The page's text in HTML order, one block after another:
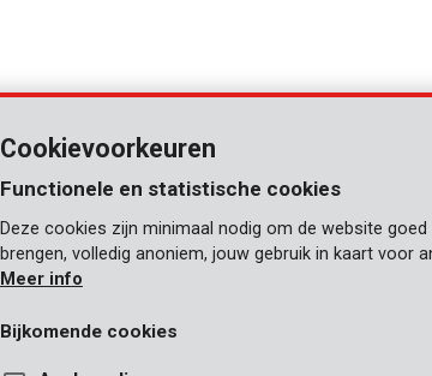
Cookievoorkeuren
Functionele en statistische cookies
Deze cookies zijn minimaal nodig om de website goed
brengen, volledig anoniem, jouw gebruik in kaart voor
Meer info
Bijkomende cookies